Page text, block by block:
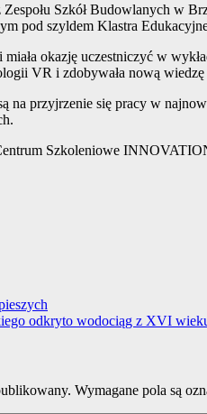
Szkół Budowlanych w
pod szyldem Klastra
okazję uczestniczyć w
VR i zdobywała nową
na przyjrzenie się pracy w
Szkoleniowe
odkryto wodociąg z XVI
Wymagane pola są